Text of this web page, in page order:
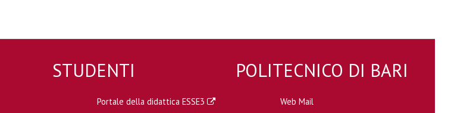
STUDENTI
Portale della didattica ESSE3
POLITECNICO DI BARI
Web Mail